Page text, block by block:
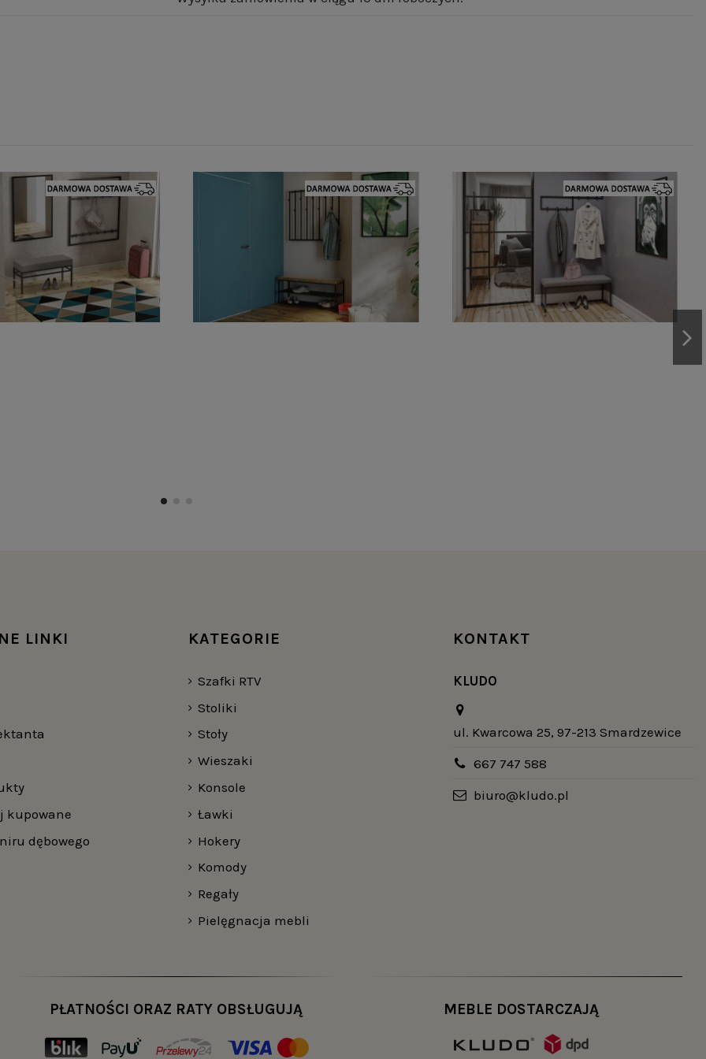
LINKI
kupowane
dębowego
KATEGORIE
Szafki RTV
Stoliki
Stoły
Wieszaki
Konsole
Ławki
Hokery
Komody
Regały
Pielęgnacja mebli
KONTAKT
KLUDO
ul. Kwarcowa 25, 97-213 Smardzewice
667 747 588
biuro@kludo.pl
PŁATNOŚCI ORAZ RATY OBSŁUGUJĄ MEBLE DOSTARCZAJĄ